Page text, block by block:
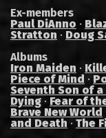
Ex-members
Paul DiAnno ·
Stratton · Doug
Albums
Iron Maiden ·
Piece of Mind ·
Seventh Son of a
Dying · Fear of
Brave New World
and Death · The